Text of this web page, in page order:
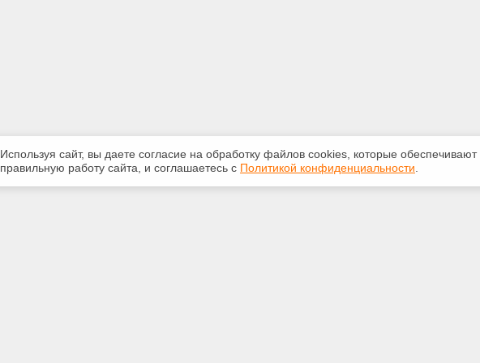
Используя сайт, вы даете согласие на обработку файлов сооkiеs, которые обеспечивают
правильную работу сайта, и соглашаетесь с Политикой конфиденциальности